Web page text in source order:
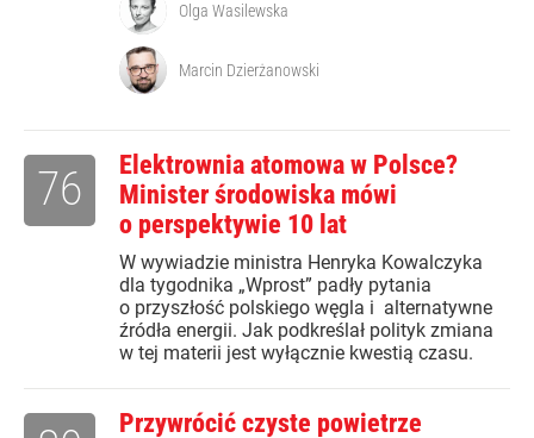
Olga Wasilewska
Marcin Dzierżanowski
Elektrownia atomowa w Polsce?
Minister środowiska mówi
o perspektywie 10 lat
W wywiadzie ministra Henryka Kowalczyka
dla tygodnika „Wprost” padły pytania
o przyszłość polskiego węgla i alternatywne
źródła energii. Jak podkreślał polityk zmiana
w tej materii jest wyłącznie kwestią czasu.
76
Przywrócić czyste powietrze